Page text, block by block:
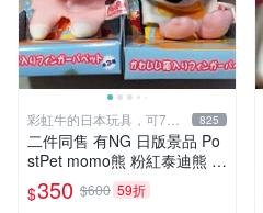
彩虹牛的日本玩具，可7取
付
825
二件同售 有NG 日版景品 Po
stPet momo熊 粉紅泰迪熊 妹
妹 comomo 企鵝 娃娃 布偶
手指頭 娃娃
$350 $600 59折